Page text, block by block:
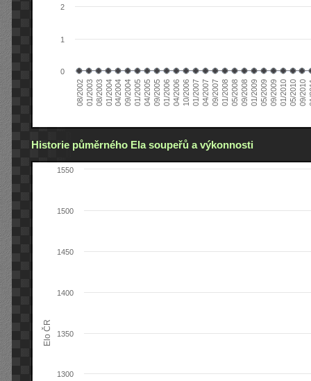
08/200201/200308/200301/200404/200409/200401/200504/200509/200501/200604/200610/200601/200704/200709/200701/200805/200809/200801/200905/200909/200901/201005/201009/2010
0
1
2
Historie půměrného Ela soupeřů a výkonnosti
Elo ČR
1300
1350
1400
1450
1500
1550